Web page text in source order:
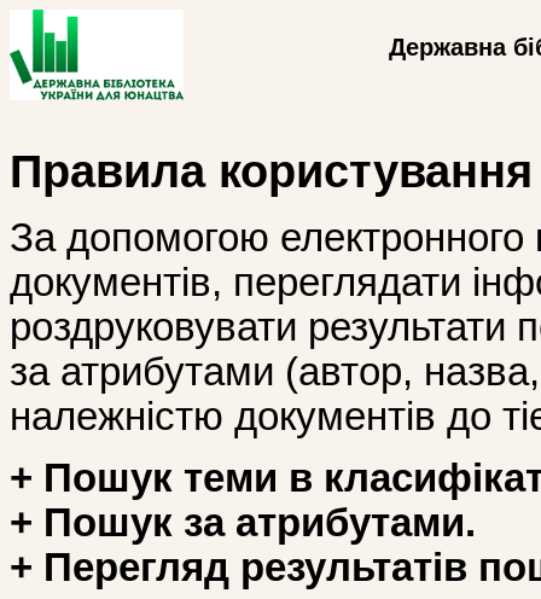
Державна
Правила
За допомогою
документів, переглядати
роздруковувати
за атрибутами (автор, назва,
належністю документів до
+ Пошук теми в
+ Пошук за атрибутами.
+ Перегляд результатів